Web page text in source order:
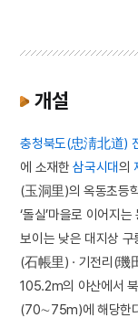
개설
충청북도(忠淸北道)
에 소재한삼국시대의
(玉洞里)의 옥동초등
‘돌실’마을로 이어지
보이는 낮은 대지상
(石帳里) · 기전리(璣
105.2m의 야산에서
(70∼75m)에 해당한